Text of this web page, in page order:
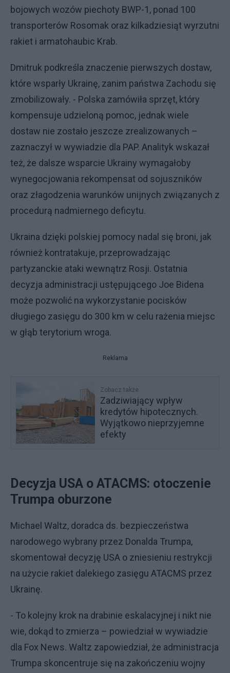
bojowych wozów piechoty BWP-1, ponad 100
transporterów Rosomak oraz kilkadziesiąt wyrzutni
rakiet i armatohaubic Krab.
Dmitruk podkreśla znaczenie pierwszych dostaw,
które wsparły Ukrainę, zanim państwa Zachodu się
zmobilizowały. - Polska zamówiła sprzęt, który
kompensuje udzieloną pomoc, jednak wiele
dostaw nie zostało jeszcze zrealizowanych –
zaznaczył w wywiadzie dla PAP. Analityk wskazał
też, że dalsze wsparcie Ukrainy wymagałoby
wynegocjowania rekompensat od sojuszników
oraz złagodzenia warunków unijnych związanych z
procedurą nadmiernego deficytu.
Ukraina dzięki polskiej pomocy nadal się broni, jak
również kontratakuje, przeprowadzając
partyzanckie ataki wewnątrz Rosji. Ostatnia
decyzja administracji ustępującego Joe Bidena
może pozwolić na wykorzystanie pocisków
długiego zasięgu do 300 km w celu rażenia miejsc
w głąb terytorium wroga.
Reklama
Zobacz także
Zadziwiający wpływ
kredytów hipotecznych.
Wyjątkowo nieprzyjemne
efekty
Decyzja USA o ATACMS: otoczenie
Trumpa oburzone
Michael Waltz, doradca ds. bezpieczeństwa
narodowego wybrany przez Donalda Trumpa,
skomentował decyzję USA o zniesieniu restrykcji
na użycie rakiet dalekiego zasięgu ATACMS przez
Ukrainę.
- To kolejny krok na drabinie eskalacyjnej i nikt nie
wie, dokąd to zmierza – powiedział w wywiadzie
dla Fox News. Waltz zapowiedział, że administracja
Trumpa skoncentruje się na zakończeniu wojny